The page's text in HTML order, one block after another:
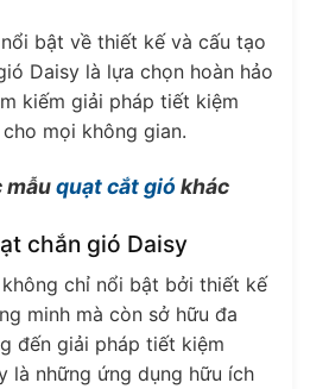
bật về thiết kế và cấu tạo
Daisy là lựa chọn hoàn hảo
kiếm giải pháp tiết kiệm
mọi không gian.
mẫuquạt cắt gió khác
chắn gió Daisy
chỉ nổi bật bởi thiết kế
minh mà còn sở hữu đa
đến giải pháp tiết kiệm
là những ứng dụng hữu ích